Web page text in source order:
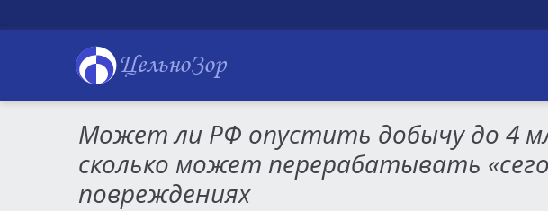
ЦельноЗор
Может ли РФ опустить добычу до 4
сколько может перерабатывать
повреждениях